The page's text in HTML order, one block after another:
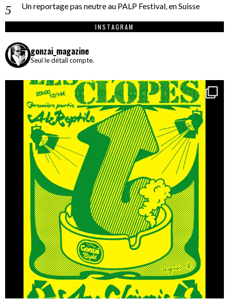
Un reportage pas neutre au PALP Festival, en Suisse
INSTAGRAM
gonzai_magazine
Seul le détail compte.